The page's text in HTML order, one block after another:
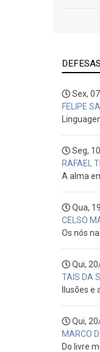
Sex,
FELIPE
Seg,
RAFAEL
A alma
Qua,
CELSO
Os nós
Qui,
TAIS DA
Ilusões
Qui,
MARCO
Do livre